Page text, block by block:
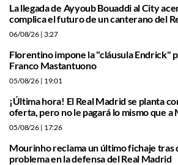
La llegada de Ayyoub Bouaddi al City
complica el futuro de un canterano del
06/08/26 | 3:27
Florentino impone la "cláusula Endrick"
Franco Mastantuono
05/08/26 | 19:01
¡Última hora! El Real Madrid se planta
oferta, pero no le pagará lo mismo que a
05/08/26 | 17:26
Mourinho reclama un último fichaje tras
problema en la defensa del Real Madrid